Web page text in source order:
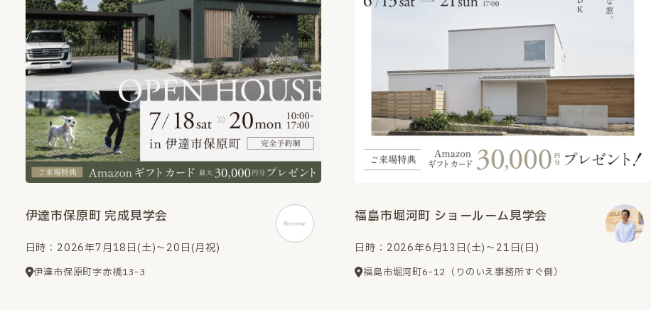
伊達市保原町 完成見学会
日時：2026年7月18日(土)～20日(月祝)
伊達市保原町字赤橋13-3
福島市堀河町 ショールーム見学会
日時：2026年6月13日(土)～21日(日)
福島市堀河町6-12（りのいえ事務所すぐ側）